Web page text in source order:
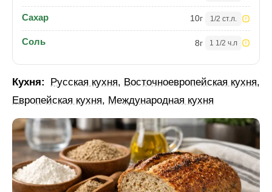
Сахар 10г 1/2 ст.л.
Соль 8г 1 1/2 ч.л
Кухня: Русская кухня, Восточноевропейская кухня,
Европейская кухня, Международная кухня